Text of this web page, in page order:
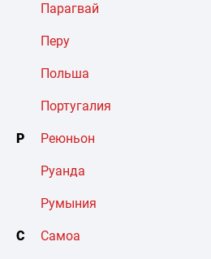
Парагвай
Перу
Польша
Португалия
Р Реюньон
Руанда
Румыния
С Самоа